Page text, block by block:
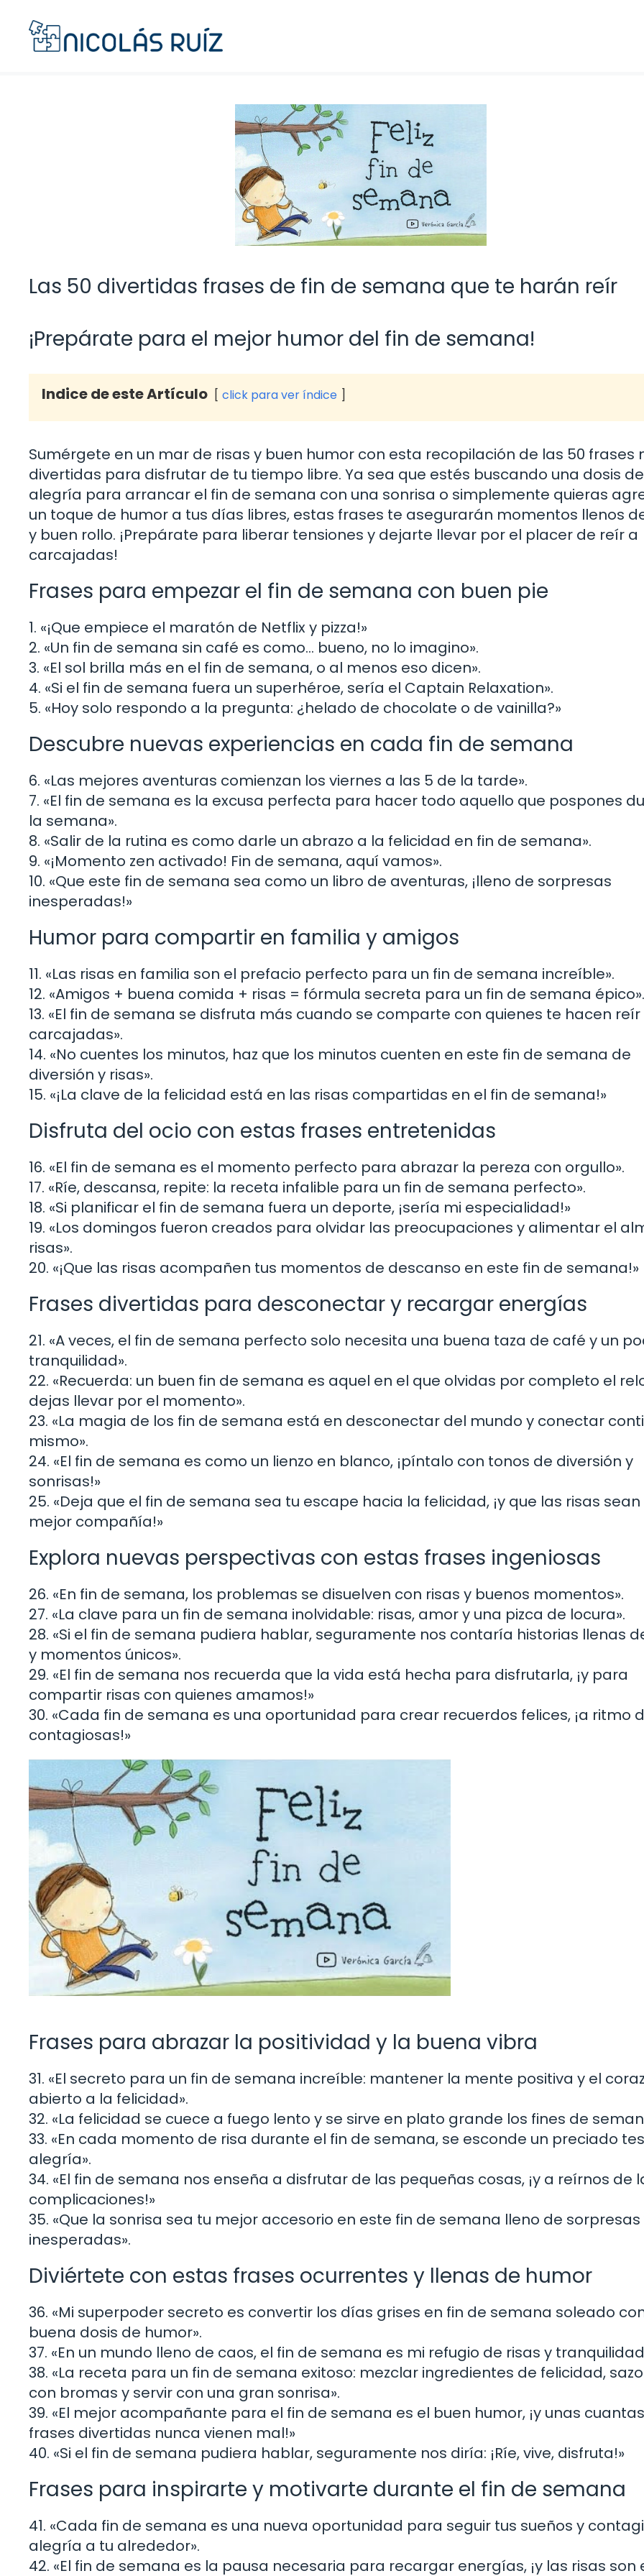
contenido
Las 50 divertidas frases de fin de semana que te harán reír
¡Prepárate para el mejor humor del fin de semana!
Indice de este Artículo click para ver índice
Sumérgete en un mar de risas y buen humor con esta recopilación de las 50 frases
divertidas para disfrutar de tu tiempo libre. Ya sea que estés buscando una dosis de
alegría para arrancar el fin de semana con una sonrisa o simplemente quieras
un toque de humor a tus días libres, estas frases te asegurarán momentos llenos
y buen rollo. ¡Prepárate para liberar tensiones y dejarte llevar por el placer de reír a
carcajadas!
Frases para empezar el fin de semana con buen pie
1. «¡Que empiece el maratón de Netflix y pizza!»
2. «Un fin de semana sin café es como… bueno, no lo imagino».
3. «El sol brilla más en el fin de semana, o al menos eso dicen».
4. «Si el fin de semana fuera un superhéroe, sería el Captain Relaxation».
5. «Hoy solo respondo a la pregunta: ¿helado de chocolate o de vainilla?»
Descubre nuevas experiencias en cada fin de semana
6. «Las mejores aventuras comienzan los viernes a las 5 de la tarde».
7. «El fin de semana es la excusa perfecta para hacer todo aquello que pospones
la semana».
8. «Salir de la rutina es como darle un abrazo a la felicidad en fin de semana».
9. «¡Momento zen activado! Fin de semana, aquí vamos».
10. «Que este fin de semana sea como un libro de aventuras, ¡lleno de sorpresas
inesperadas!»
Humor para compartir en familia y amigos
11. «Las risas en familia son el prefacio perfecto para un fin de semana increíble».
12. «Amigos + buena comida + risas = fórmula secreta para un fin de semana épico».
13. «El fin de semana se disfruta más cuando se comparte con quienes te hacen reír
carcajadas».
14. «No cuentes los minutos, haz que los minutos cuenten en este fin de semana de
diversión y risas».
15. «¡La clave de la felicidad está en las risas compartidas en el fin de semana!»
Disfruta del ocio con estas frases entretenidas
16. «El fin de semana es el momento perfecto para abrazar la pereza con orgullo».
17. «Ríe, descansa, repite: la receta infalible para un fin de semana perfecto».
18. «Si planificar el fin de semana fuera un deporte, ¡sería mi especialidad!»
19. «Los domingos fueron creados para olvidar las preocupaciones y alimentar el
risas».
20. «¡Que las risas acompañen tus momentos de descanso en este fin de semana!»
Frases divertidas para desconectar y recargar energías
21. «A veces, el fin de semana perfecto solo necesita una buena taza de café y un
tranquilidad».
22. «Recuerda: un buen fin de semana es aquel en el que olvidas por completo el
dejas llevar por el momento».
23. «La magia de los fin de semana está en desconectar del mundo y conectar
mismo».
24. «El fin de semana es como un lienzo en blanco, ¡píntalo con tonos de diversión y
sonrisas!»
25. «Deja que el fin de semana sea tu escape hacia la felicidad, ¡y que las risas sean
mejor compañía!»
Explora nuevas perspectivas con estas frases ingeniosas
26. «En fin de semana, los problemas se disuelven con risas y buenos momentos».
27. «La clave para un fin de semana inolvidable: risas, amor y una pizca de locura».
28. «Si el fin de semana pudiera hablar, seguramente nos contaría historias llenas
y momentos únicos».
29. «El fin de semana nos recuerda que la vida está hecha para disfrutarla, ¡y para
compartir risas con quienes amamos!»
30. «Cada fin de semana es una oportunidad para crear recuerdos felices, ¡a ritmo
contagiosas!»
Frases para abrazar la positividad y la buena vibra
31. «El secreto para un fin de semana increíble: mantener la mente positiva y el
abierto a la felicidad».
32. «La felicidad se cuece a fuego lento y se sirve en plato grande los fines de
33. «En cada momento de risa durante el fin de semana, se esconde un preciado
alegría».
34. «El fin de semana nos enseña a disfrutar de las pequeñas cosas, ¡y a reírnos de
complicaciones!»
35. «Que la sonrisa sea tu mejor accesorio en este fin de semana lleno de sorpresas
inesperadas».
Diviértete con estas frases ocurrentes y llenas de humor
36. «Mi superpoder secreto es convertir los días grises en fin de semana soleado
buena dosis de humor».
37. «En un mundo lleno de caos, el fin de semana es mi refugio de risas y
38. «La receta para un fin de semana exitoso: mezclar ingredientes de felicidad,
con bromas y servir con una gran sonrisa».
39. «El mejor acompañante para el fin de semana es el buen humor, ¡y unas cuantas
frases divertidas nunca vienen mal!»
40. «Si el fin de semana pudiera hablar, seguramente nos diría: ¡Ríe, vive, disfruta!»
Frases para inspirarte y motivarte durante el fin de semana
41. «Cada fin de semana es una nueva oportunidad para seguir tus sueños y
alegría a tu alrededor».
42. «El fin de semana es la pausa necesaria para recargar energías, ¡y las risas son